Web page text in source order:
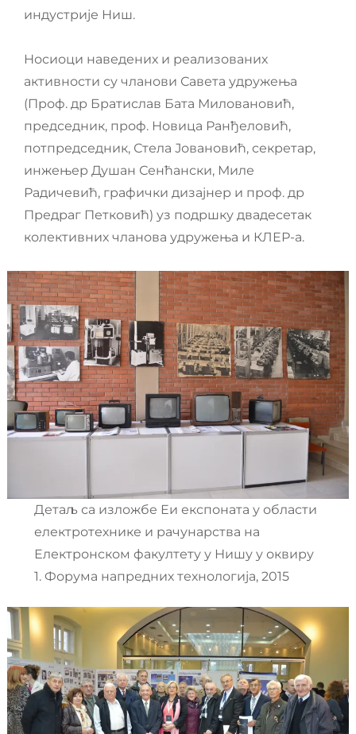
индустрије Ниш.
Носиоци наведених и реализованих
активности су чланови Савета удружења
(Проф. др Братислав Бата Миловановић,
председник, проф. Новица Ранђеловић,
потпредседник, Стела Јовановић, секретар,
инжењер Душан Сенћански, Миле
Радичевић, графички дизајнер и проф. др
Предраг Петковић) уз подршку двадесетак
колективних чланова удружења и КЛЕР-а.
Детаљ са изложбе Еи експоната у области
електротехнике и рачунарства на
Електронском факултету у Нишу у оквиру
1. Форума напредних технологија, 2015